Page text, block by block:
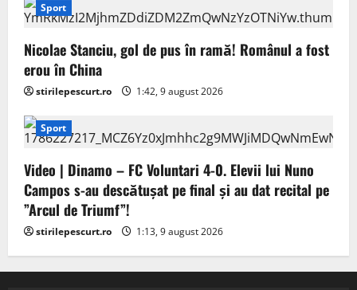
Sport
Nicolae Stanciu, gol de pus în ramă! Românul a fost
erou în China
stirilepescurt.ro 1:42, 9 august 2026
Sport
Video | Dinamo – FC Voluntari 4-0. Elevii lui Nuno
Campos s-au descătușat pe final și au dat recital pe
”Arcul de Triumf”!
stirilepescurt.ro 1:13, 9 august 2026